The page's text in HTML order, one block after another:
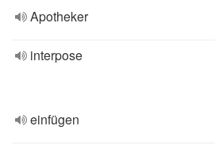
Apotheker
interpose
einfügen